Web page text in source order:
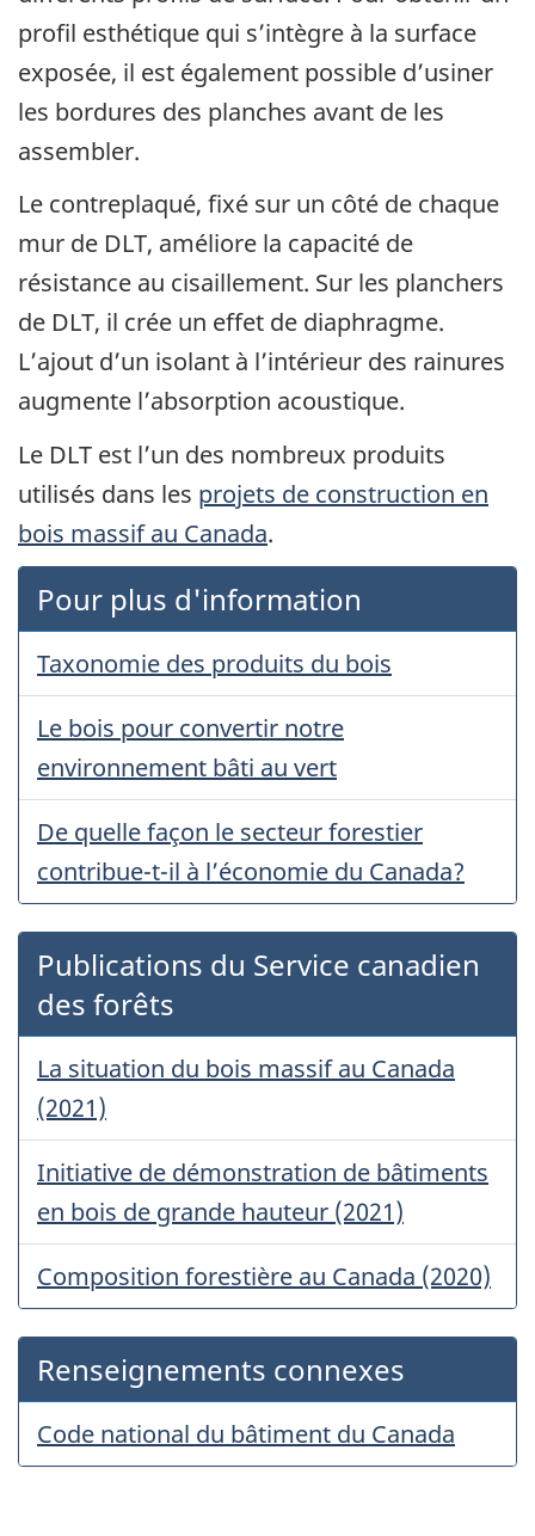
profil esthétique qui s’intègre à la surface
exposée, il est également possible d’usiner
les bordures des planches avant de les
assembler.
Le contreplaqué, fixé sur un côté de chaque
mur de DLT, améliore la capacité de
résistance au cisaillement. Sur les planchers
de DLT, il crée un effet de diaphragme.
L’ajout d’un isolant à l’intérieur des rainures
augmente l’absorption acoustique.
Le DLT est l’un des nombreux produits
utilisés dans les projets de construction en
bois massif au Canada.
Pour plus d'information
Taxonomie des produits du bois
Le bois pour convertir notre
environnement bâti au vert
De quelle façon le secteur forestier
contribue-t-il à l’économie du Canada?
Publications du Service canadien
des forêts
La situation du bois massif au Canada
(2021)
Initiative de démonstration de bâtiments
en bois de grande hauteur (2021)
Composition forestière au Canada (2020)
Renseignements connexes
Code national du bâtiment du Canada